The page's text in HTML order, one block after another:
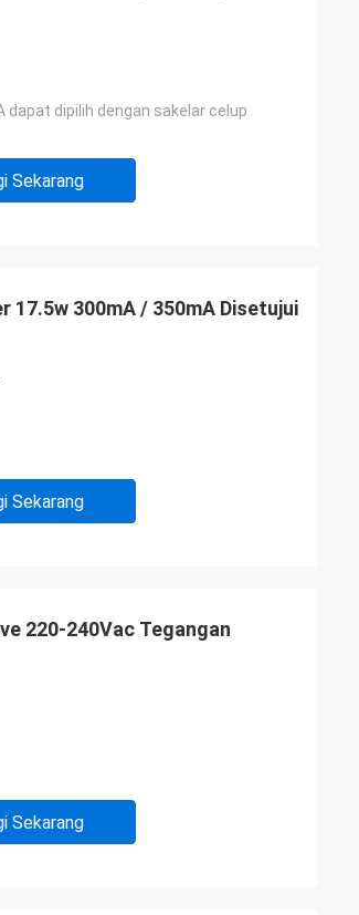
dipilih dengan sakelar celup
Sekarang
17.5w 300mA / 350mA Disetujui
Sekarang
220-240Vac Tegangan
Sekarang